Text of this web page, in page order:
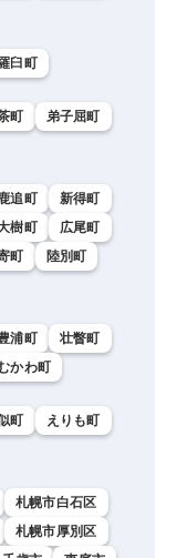
臼町
町
弟子屈町
追町
新得町
樹町
広尾町
町
陸別町
浦町
壮瞥町
かわ町
町
えりも町
札幌市白石区
札幌市厚別区